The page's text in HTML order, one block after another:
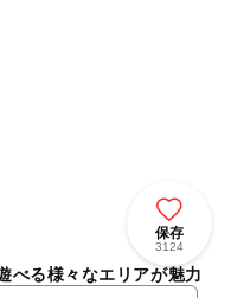
保存
3124
べる様々なエリアが魅力